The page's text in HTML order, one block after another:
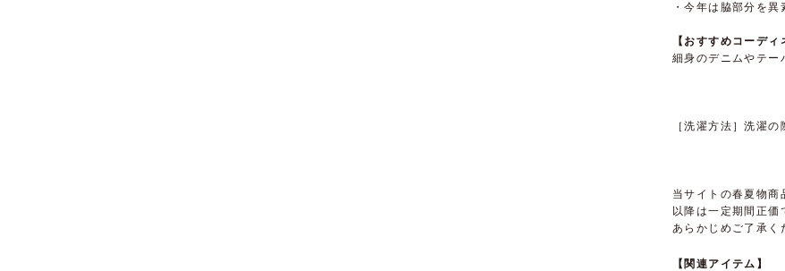
・今年は脇部分を
【おすすめコーディ
細身のデニムやテー
［洗濯方法］洗濯
当サイトの春夏物商
以降は一定期間正価
あらかじめご了承く
【関連アイテム】